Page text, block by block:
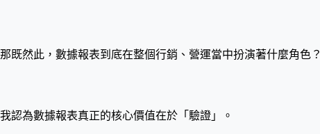
那既然此，數據報表到底在整個行銷、營運當中扮演著什麼角色？
我認為數據報表真正的核心價值在於「驗證」。